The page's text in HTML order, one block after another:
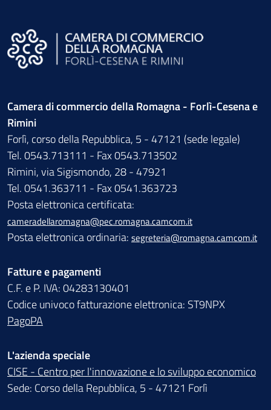
Camera di commercio della Romagna - Forlì-Cesena e
Rimini
Forlì, corso della Repubblica, 5 - 47121 (sede legale)
Tel. 0543.713111 - Fax 0543.713502
Rimini, via Sigismondo, 28 - 47921
Tel. 0541.363711 - Fax 0541.363723
Posta elettronica certificata:
cameradellaromagna@pec.romagna.camcom.it
Posta elettronica ordinaria: segreteria@romagna.camcom.it
Fatture e pagamenti
C.F. e P. IVA: 04283130401
Codice univoco fatturazione elettronica: ST9NPX
PagoPA
L'azienda speciale
CISE - Centro per l'innovazione e lo sviluppo economico
Sede: Corso della Repubblica, 5 - 47121 Forlì